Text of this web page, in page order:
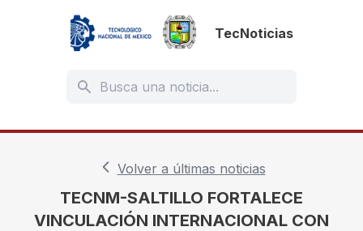
TecNoticias
Volver a últimas noticias
TECNM-SALTILLO FORTALECE
VINCULACIÓN INTERNACIONAL CON